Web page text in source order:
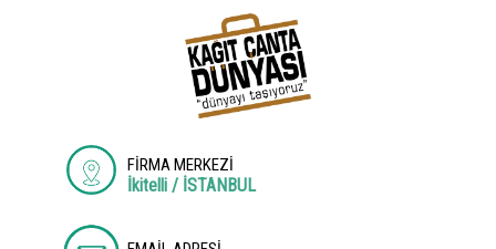
FİRMA MERKEZİ
İkitelli / İSTANBUL